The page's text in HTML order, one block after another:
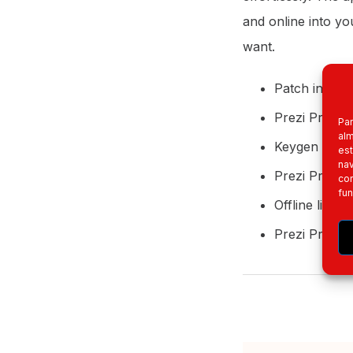
and online into
want.
Patch
Prezi
Keygen
Prezi
Offline
Prezi